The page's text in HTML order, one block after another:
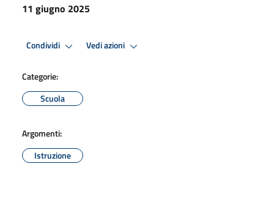
11 giugno 2025
Condividi Vedi azioni
Categorie:
Scuola
Argomenti:
Istruzione